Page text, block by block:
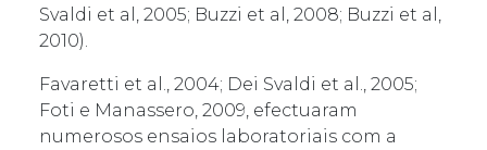
Svaldi et al, 2005; Buzzi et al, 2008; Buzzi et al,
2010).
Favaretti et al., 2004; Dei Svaldi et al., 2005;
Foti e Manassero, 2009, efectuaram
numerosos ensaios laboratoriais com a